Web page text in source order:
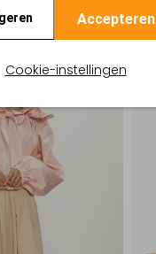
Accepteren
Cookie-instellingen